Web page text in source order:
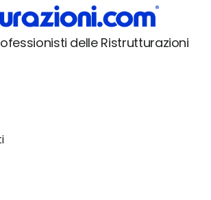
delle Ristrutturazioni